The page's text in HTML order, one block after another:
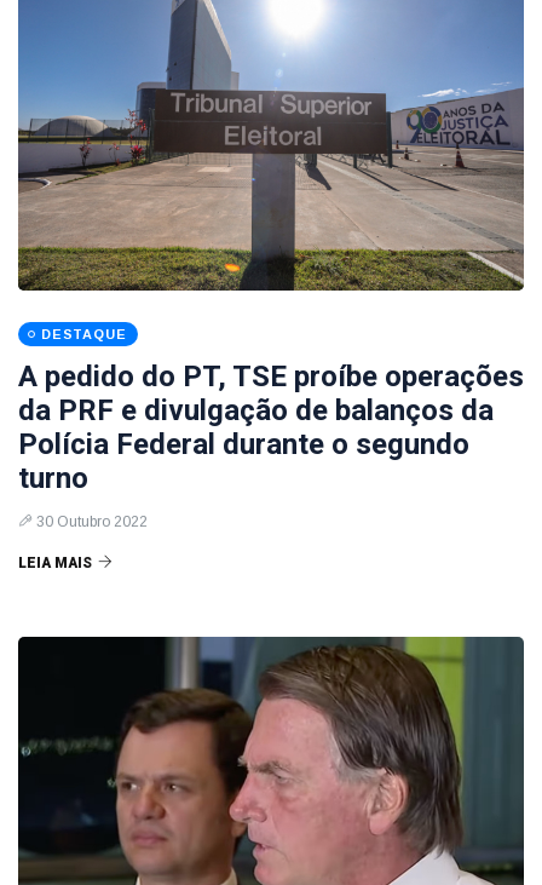
DESTAQUE
A pedido do PT, TSE proíbe operações
da PRF e divulgação de balanços da
Polícia Federal durante o segundo
turno
30 Outubro 2022
LEIA MAIS